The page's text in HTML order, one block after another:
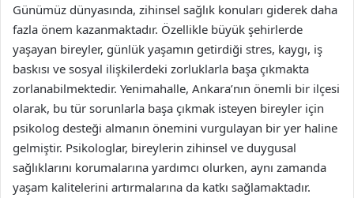
Günümüz dünyasında, zihinsel sağlık konuları giderek daha
fazla önem kazanmaktadır. Özellikle büyük şehirlerde
yaşayan bireyler, günlük yaşamın getirdiği stres, kaygı, iş
baskısı ve sosyal ilişkilerdeki zorluklarla başa çıkmakta
zorlanabilmektedir. Yenimahalle, Ankara’nın önemli bir ilçesi
olarak, bu tür sorunlarla başa çıkmak isteyen bireyler için
psikolog desteği almanın önemini vurgulayan bir yer haline
gelmiştir. Psikologlar, bireylerin zihinsel ve duygusal
sağlıklarını korumalarına yardımcı olurken, aynı zamanda
yaşam kalitelerini artırmalarına da katkı sağlamaktadır.